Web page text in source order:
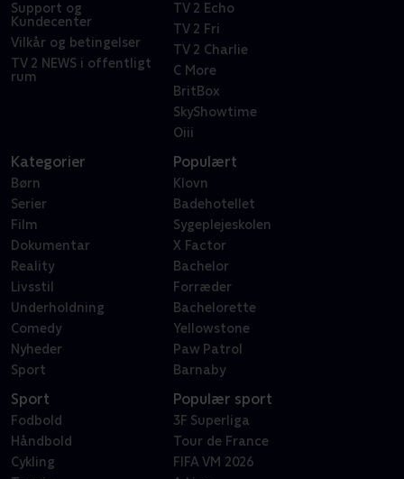
Support og
Kundecenter
Vilkår og betingelser
TV 2 NEWS i offentligt
rum
TV 2 Echo
TV 2 Fri
TV 2 Charlie
C More
BritBox
SkyShowtime
Oiii
Kategorier
Børn
Serier
Film
Dokumentar
Reality
Livsstil
Underholdning
Comedy
Nyheder
Sport
Populært
Klovn
Badehotellet
Sygeplejeskolen
X Factor
Bachelor
Forræder
Bachelorette
Yellowstone
Paw Patrol
Barnaby
Sport
Fodbold
Håndbold
Cykling
Populær sport
3F Superliga
Tour de France
FIFA VM 2026